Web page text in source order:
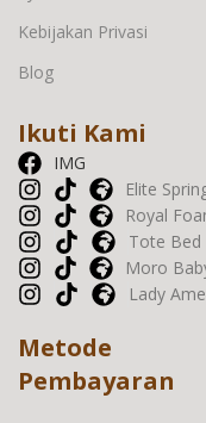
Kebijakan Privasi
Blog
Ikuti Kami
IMG
Elite
Royal
Tote Bed
Moro
Lady
Metode
Pembayaran